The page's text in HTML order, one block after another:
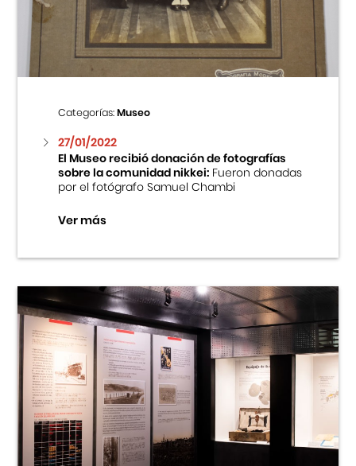
Centro Cultural Peruano Japonés
Museo de la Inmigración Japonesa
Fondo Editorial
Teatro Peruano Japonés
Categorías:Museo
27/01/2022
El Museo recibió donación de fotografías
sobre la comunidad nikkei:Fueron donadas
por el fotógrafo Samuel Chambi
Ver más